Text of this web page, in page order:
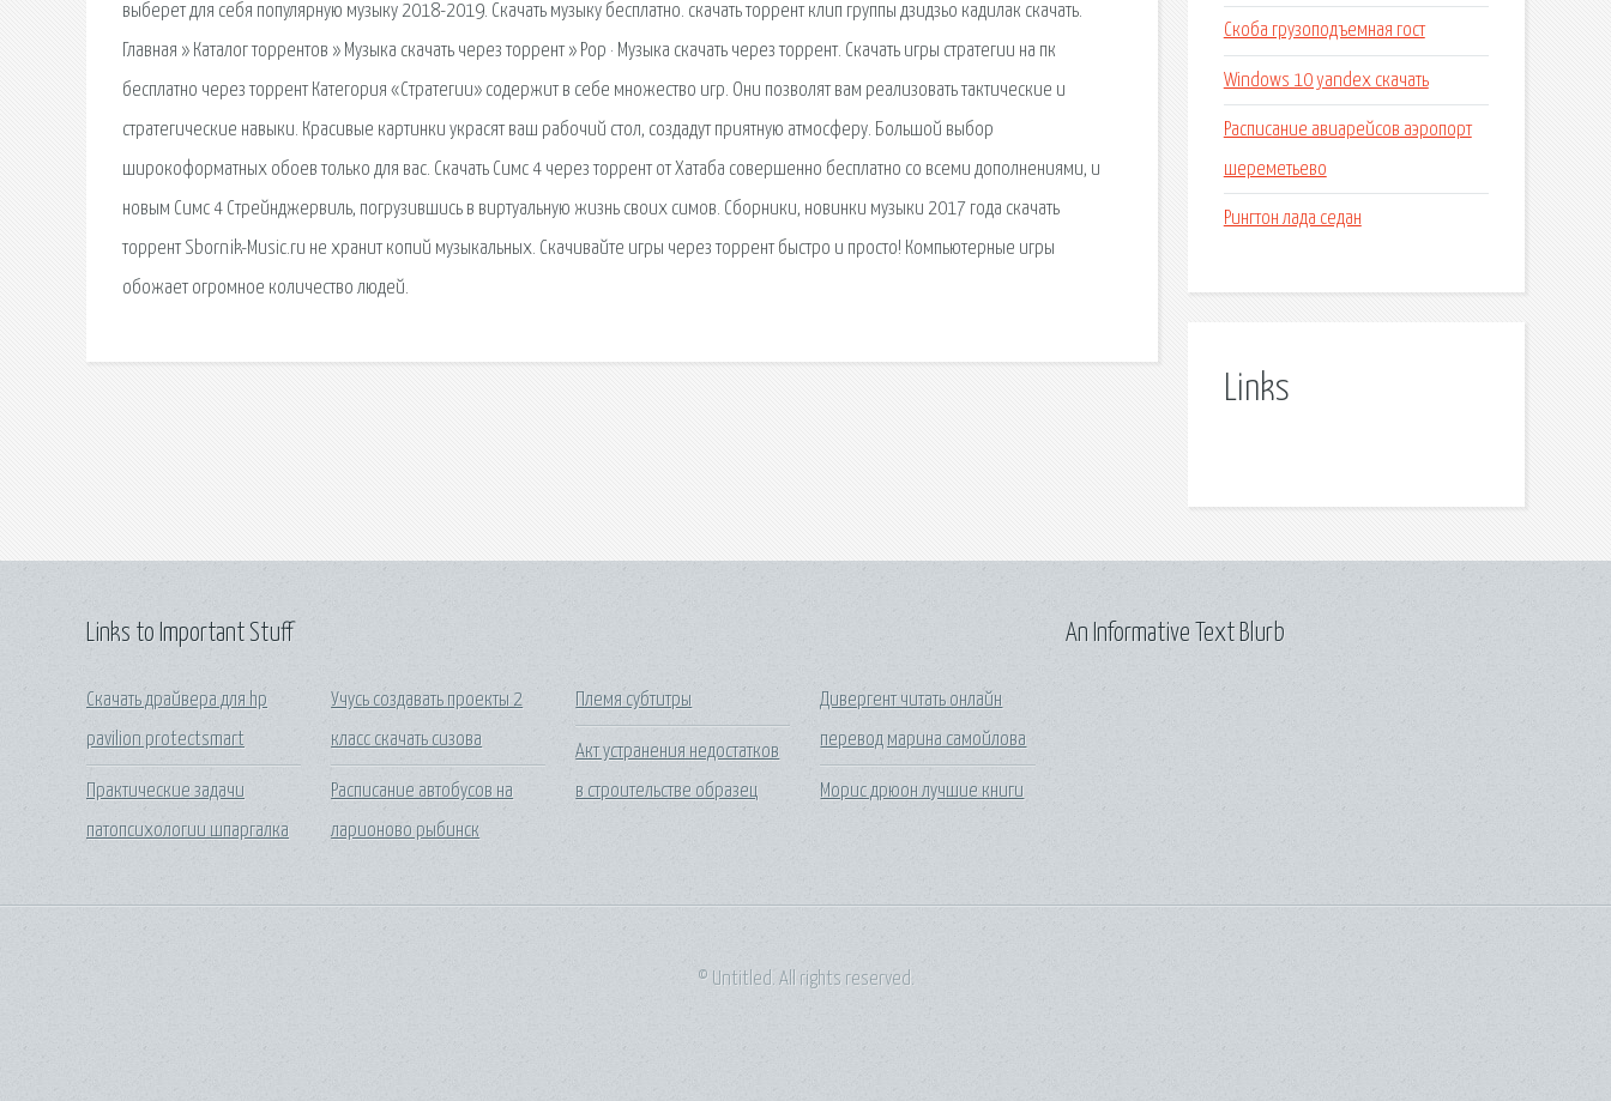
выберет для себя популярную музыку 2018-2019. Скачать музыку бесплатно. скачать торрент клип группы дзидзьо кадилак скачать.
Главная » Каталог торрентов » Музыка скачать через торрент » Pop · Музыка скачать через торрент. Скачать игры стратегии на пк
бесплатно через торрент Категория «Стратегии» содержит в себе множество игр. Они позволят вам реализовать тактические и
стратегические навыки. Красивые картинки украсят ваш рабочий стол, создадут приятную атмосферу. Большой выбор
широкоформатных обоев только для вас. Скачать Симс 4 через торрент от Хатаба совершенно бесплатно со всеми дополнениями, и
новым Симс 4 Стрейнджервиль, погрузившись в виртуальную жизнь своих симов. Сборники, новинки музыки 2017 года скачать
торрент Sbornik-Music.ru не хранит копий музыкальных. Скачивайте игры через торрент быстро и просто! Компьютерные игры
обожает огромное количество людей.
Скоба грузоподъемная гост
Windows 10 yandex скачать
Расписание авиарейсов аэропорт
шереметьево
Рингтон лада седан
Links
Links to Important Stuff
Скачать драйвера для hp
pavilion protectsmart
Практические задачи
патопсихологии шпаргалка
Учусь создавать проекты 2
класс скачать сизова
Расписание автобусов на
ларионово рыбинск
Племя субтитры
Акт устранения недостатков
в строительстве образец
Дивергент читать онлайн
перевод марина самойлова
Морис дрюон лучшие книги
An Informative Text Blurb
© Untitled. All rights reserved.